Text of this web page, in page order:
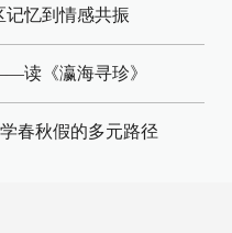
记忆到情感共振
读《瀛海寻珍》
春秋假的多元路径